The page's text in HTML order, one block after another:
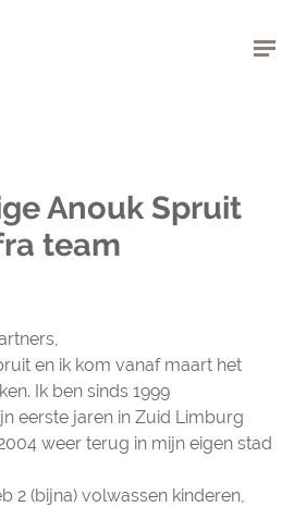
Anouk Spruit
team
en ik kom vanaf maart het
Ik ben sinds 1999
eerste jaren in Zuid Limburg
weer terug in mijn eigen stad
2 (bijna) volwassen kinderen,